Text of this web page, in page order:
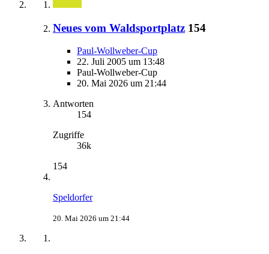
Neues vom Waldsportplatz 154
Paul-Wollweber-Cup
22. Juli 2005 um 13:48
Paul-Wollweber-Cup
20. Mai 2026 um 21:44
Antworten
154
Zugriffe
36k
154
Speldorfer
20. Mai 2026 um 21:44